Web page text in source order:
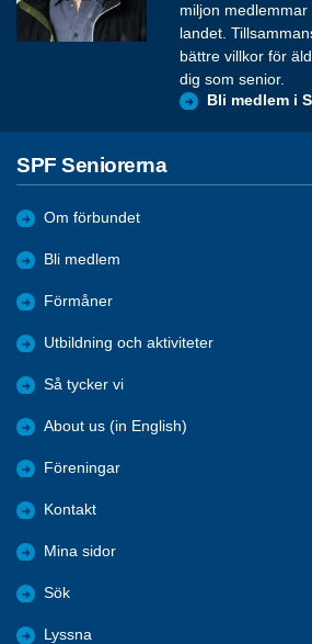
miljon
landet.
bättre villkor för
dig som senior.
Bli medlem i
SPF Seniorerna
Om förbundet
Bli medlem
Förmåner
Utbildning och aktiviteter
Så tycker vi
About us (in English)
Föreningar
Kontakt
Mina sidor
Sök
Lyssna